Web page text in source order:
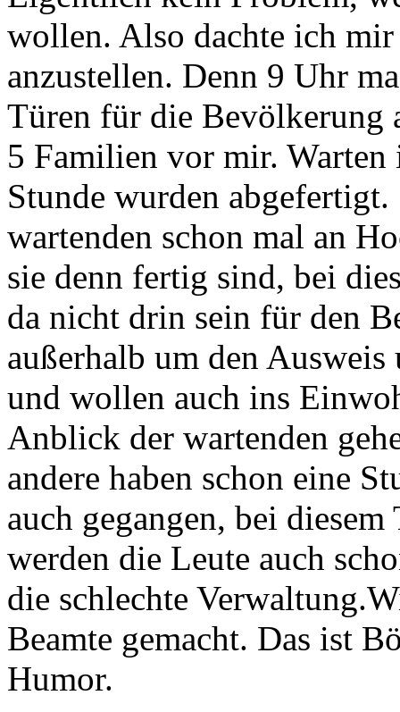
wollen. Also dachte ich
anzustellen. Denn 9 Uhr
Türen für die Bevölkerung
5 Familien vor mir. Warten
Stunde wurden
wartenden schon mal an
sie denn fertig sind, bei
da nicht drin sein für den
außerhalb um den
und wollen auch ins
Anblick der wartenden
andere haben schon eine
auch gegangen, bei
werden die Leute auch
die schlechte
Beamte gemacht. Das ist
Humor.